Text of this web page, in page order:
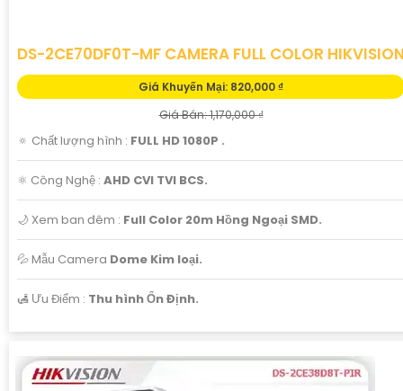
DS-2CE70DF0T-MF CAMERA FULL COLOR
Giá Khuyến Mại: 820,000 ₫
Giá Bán: 1,170,000 ₫
🔅 Chất lượng hình : FULL HD 1080P .
⚛️ Công Nghệ : AHD CVI TVI BCS.
🌙 Xem ban đêm : Full Color 20m Hồng Ngoại SMD.
💦 Mẫu Camera Dome Kim loại.
️🛃 Ưu Điểm : Thu hình Ổn Định.